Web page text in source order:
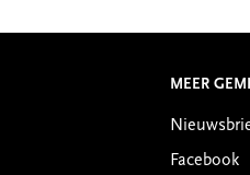
MEER
Facebook